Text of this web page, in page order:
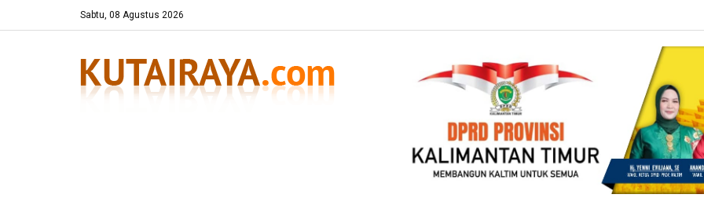
Sabtu, 08 Agustus 2026